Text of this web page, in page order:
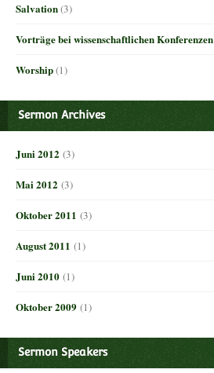
Salvation(3)
Vorträge bei wissenschaftlichen Konferenzen
Worship(1)
Sermon Archives
Juni 2012 (3)
Mai 2012 (3)
Oktober 2011 (3)
August 2011 (1)
Juni 2010 (1)
Oktober 2009 (1)
Sermon Speakers